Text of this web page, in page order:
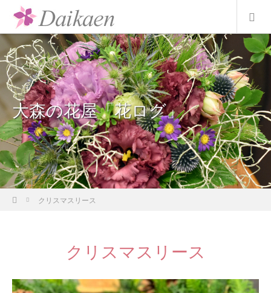
大森の花屋「花ログ」
ホームクリスマスリース
クリスマスリース